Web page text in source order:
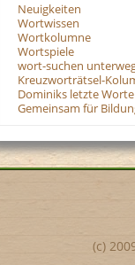
Neuigkeiten
Wortwissen
Wortkolumne
Wortspiele
wort-suchen
Kreuzworträtsel-
Dominiks letzte Worte
Gemeinsam für
(c)